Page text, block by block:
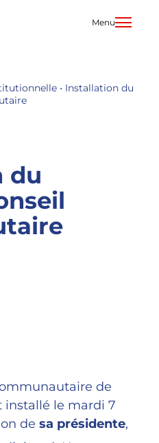
Menu
• Installation du
du
de
installé le mardi 7
de sa présidente,